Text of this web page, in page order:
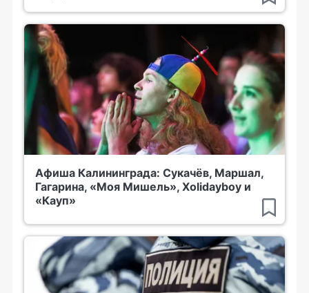
Афиша Калининграда: Сукачёв, Маршал,
Гагарина, «Моя Мишель», Xolidayboy и
«Кауп»